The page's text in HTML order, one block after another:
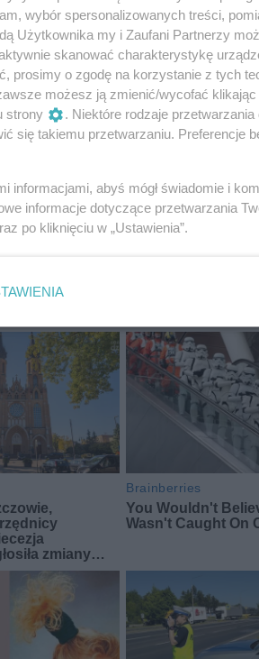
obiecuje realizację inwestycji,
obietnice Platformy to
wybór spersonalizowanych treści,
Użytkownika my i Zaufani Partnerzy
skanować charakterystykę
prosimy o zgodę na korzystanie z tych
możesz ją zmienić/wycofać
strony
. Niektóre rodzaje
się takiemu przetwarzaniu. Preferencje
informacjami, abyś mógł świadomie i
informacje dotyczące przetwarzania
po kliknięciu w „Ustawienia”.